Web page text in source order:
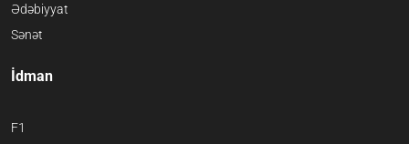
Ədəbiyyat
Sənət
İdman
F1